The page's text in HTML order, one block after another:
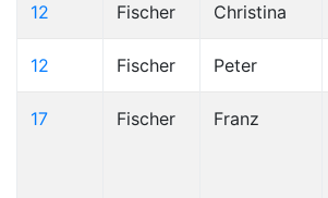
12 Fischer Christina
12 Fischer Peter
17 Fischer Franz